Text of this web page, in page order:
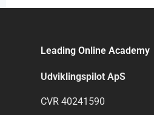
Leading Online Academy
Udviklingspilot ApS
CVR 40241590